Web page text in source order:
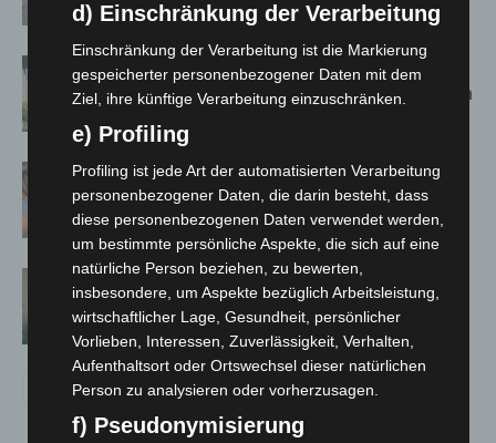
Großkontrolle
Schwarz Digits und Zscaler starten
souveräne Cloud-Sicherheitsplattform
Warn-App: Jeder Zweite weiß nach
Handy-Warnung nicht, was zu tun ist
Cyberkriminalität in Niedersachsen
bleibt auf hohem Niveau
d) Einschränkung der Verarbeitung
Einschränkung der Verarbeitung ist die Markierung
gespeicherter personenbezogener Daten mit dem
Ziel, ihre künftige Verarbeitung einzuschränken.
e) Profiling
Profiling ist jede Art der automatisierten Verarbeitung
personenbezogener Daten, die darin besteht, dass
diese personenbezogenen Daten verwendet werden,
um bestimmte persönliche Aspekte, die sich auf eine
natürliche Person beziehen, zu bewerten,
insbesondere, um Aspekte bezüglich Arbeitsleistung,
wirtschaftlicher Lage, Gesundheit, persönlicher
Vorlieben, Interessen, Zuverlässigkeit, Verhalten,
Aufenthaltsort oder Ortswechsel dieser natürlichen
Person zu analysieren oder vorherzusagen.
f) Pseudonymisierung